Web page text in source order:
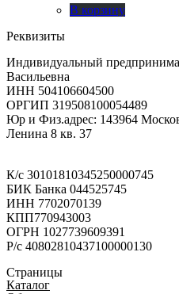
В корзину
Реквизиты
Индивидуальный
Васильевна
ИНН 504106604500
ОРГИП 319508100054489
Юр и Физ.адрес: 143964
Ленина 8 кв. 37
К/с 30101810345250000745
БИК Банка 044525745
ИНН 7702070139
КПП770943003
ОГРН 1027739609391
Р/с 40802810437100000130
Страницы
Каталог